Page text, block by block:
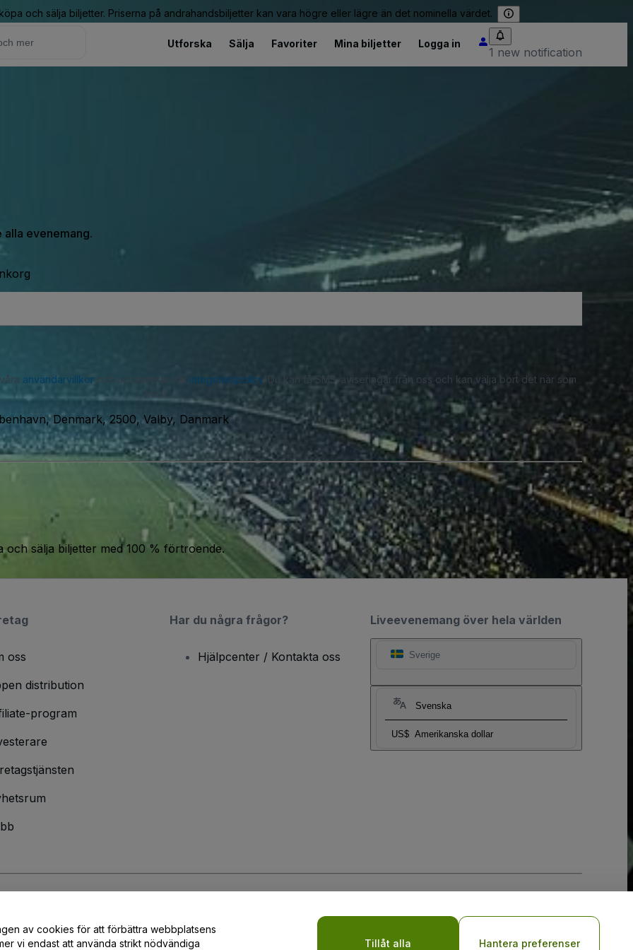
och sälja biljetter. Priserna på andrahandsbiljetter kan vara högre eller lägre än det nominella värdet.
Utforska Sälja Favoriter Mina biljetter Logga in
1 new notification
alla evenemang.
användarvillkoroch accepterar vår integritetspolicy. Du kan få SMS-aviseringar från oss och kan välja bort det när som
helst.
Denmark, 2500, Valby, Danmark
sälja biljetter med 100 % förtroende.
Liveevenemang över hela världen
Sverige
Svenska
US$ Amerikanska dollar
oss
distribution
program
Har du några frågor?
Hjälpcenter / Kontakta oss
mobilsekretesspolicy
av cookies för att förbättra webbplatsens
vi endast att använda strikt nödvändiga
Tillåt alla Hantera preferenser